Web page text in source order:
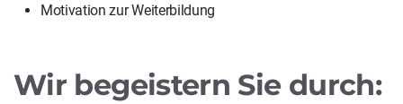
Motivation zur Weiterbildung
Wir begeistern Sie durch: